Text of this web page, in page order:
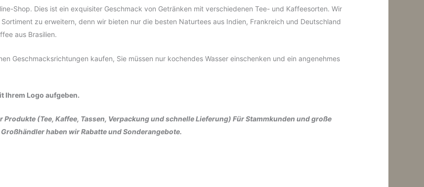
Shop. Dies ist ein exquisiter Geschmack von Getränken mit verschiedenen Tee- und Kaffeesorten.Wir
zu erweitern, denn wir bieten nur die besten Naturtees aus Indien, Frankreich und Deutschland
aus Brasilien.
Geschmacksrichtungen kaufen, Sie müssen nur kochendes Wasser einschenken und ein angenehmes
Ihrem Logo aufgeben.
(Tee, Kaffee, Tassen, Verpackung und schnelle Lieferung) Für Stammkunden und große
Großhändler haben wir Rabatte und Sonderangebote.